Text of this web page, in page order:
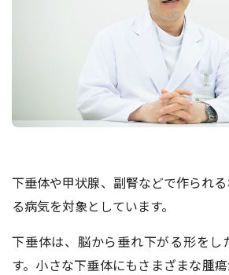
下垂体や甲状腺、副腎などで作られ
る病気を対象としています。
下垂体は、脳から垂れ下がる形をし
す。小さな下垂体にもさまざまな腫